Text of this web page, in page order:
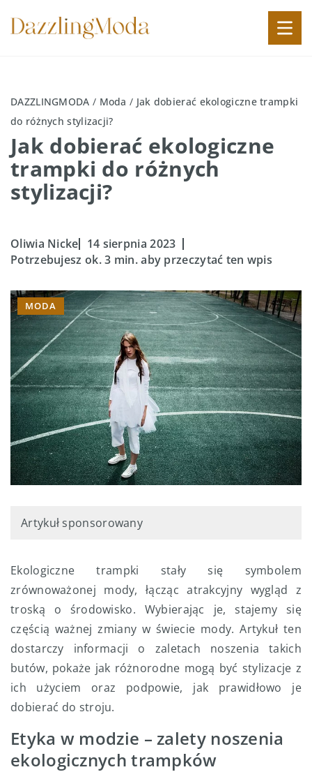
DAZZLINGMODA / Moda / Jak dobierać ekologiczne trampki
do różnych stylizacji?
Jak dobierać ekologiczne
trampki do różnych
stylizacji?
Oliwia Nicke
14 sierpnia 2023
Potrzebujesz ok. 3 min. aby przeczytać ten wpis
MODA
Artykuł sponsorowany
Ekologiczne trampki stały się symbolem
zrównoważonej mody, łącząc atrakcyjny wygląd z
troską o środowisko. Wybierając je, stajemy się
częścią ważnej zmiany w świecie mody. Artykuł ten
dostarczy informacji o zaletach noszenia takich
butów, pokaże jak różnorodne mogą być stylizacje z
ich użyciem oraz podpowie, jak prawidłowo je
dobierać do stroju.
Etyka w modzie – zalety noszenia
ekologicznych trampków